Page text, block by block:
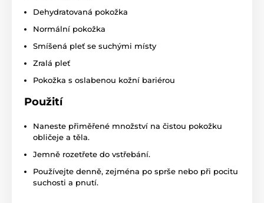
Dehydratovaná pokožka
Normální pokožka
Smíšená pleť se suchými místy
Zralá pleť
Pokožka s oslabenou kožní bariérou
Použití
Naneste přiměřené množství na čistou pokožku
obličeje a těla.
Jemně rozetřete do vstřebání.
Používejte denně, zejména po sprše nebo při pocitu
suchosti a pnutí.